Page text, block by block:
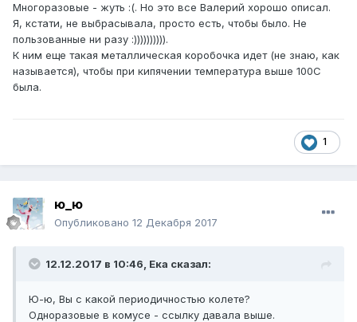
Многоразовые - жуть :(. Но это все Валерий хорошо описал.
Я, кстати, не выбрасывала, просто есть, чтобы было. Не
пользованные ни разу :)))))))))).
К ним еще такая металлическая коробочка идет (не знаю, как
называется), чтобы при кипячении температура выше 100С
была.
1
ю_ю
Опубликовано 12 Декабря 2017
12.12.2017 в 10:46, Ека сказал:
Ю-ю, Вы с какой периодичностью колете?
Одноразовые в комусе - ссылку давала выше.